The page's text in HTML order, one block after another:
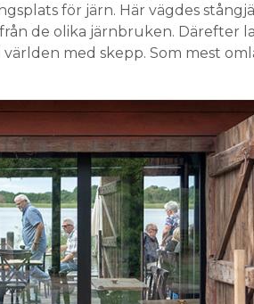
för järn. Här vägdes
de olika järnbruken. Därefter
med skepp. Som mest